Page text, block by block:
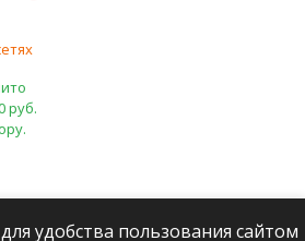
руб.
удобства пользования сайтом